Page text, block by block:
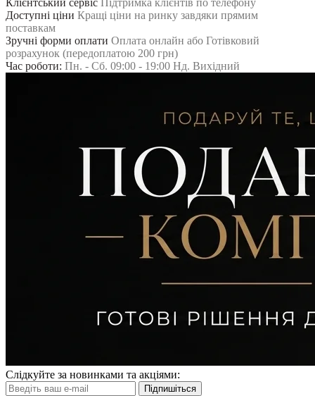
Доступні ціни Кращі ціни на ринку завдяки прямим
поставкам
Зручні форми оплати Оплата онлайн або Готівковий
розрахунок (передоплатою 200 грн)
Час роботи: Пн. - Сб. 09:00 - 19:00 Нд. Вихідний
Слідкуйте за новинками та акціями:
Підпишіться